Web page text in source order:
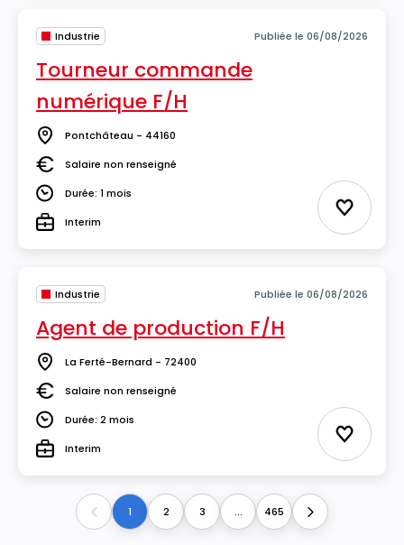
Industrie Publiée le 06/08/2026
Tourneur commande
numérique F/H
Lieu Pontchâteau - 44160
SalaireSalaire non renseigné
DuréeDurée: 1 mois
TypeInterim Ajouter
Industrie Publiée le 06/08/2026
Agent de production F/H
Lieu La Ferté-Bernard - 72400
SalaireSalaire non renseigné
DuréeDurée: 2 mois
TypeInterim Ajouter
Previous1 2 3 ... 465 Next